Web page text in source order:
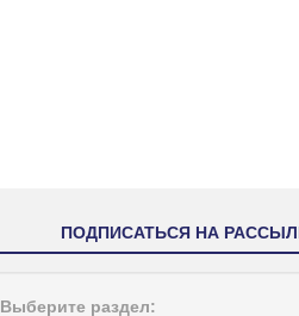
ПОДПИСАТЬСЯ НА
Выберите раздел: